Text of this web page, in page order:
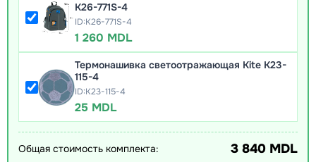
K26-771S-4
ID:K26-771S-4
1 260 MDL
Термонашивка светоотражающая Kite K23-
115-4
ID:K23-115-4
25 MDL
Общая стоимость комплекта: 3 840 MDL